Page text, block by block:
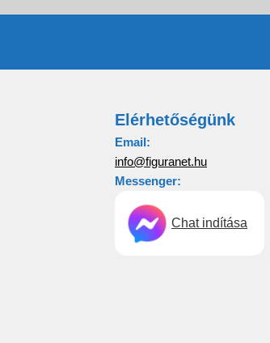
Elérhetőségünk
Email:
info@figuranet.hu
Messenger:
Chat indítása